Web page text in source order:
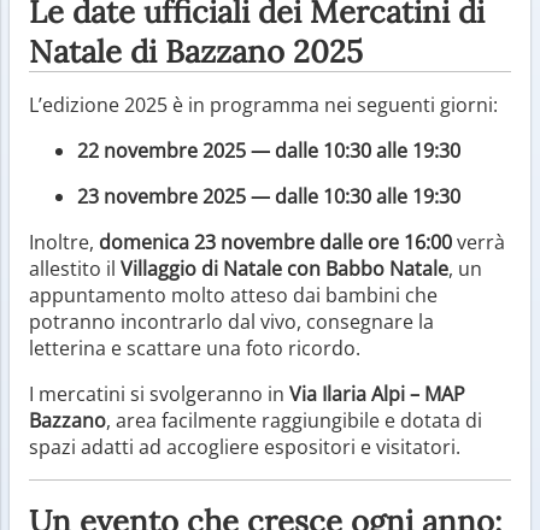
Le date ufficiali dei Mercatini di
Natale di Bazzano 2025
L’edizione 2025 è in programma nei seguenti giorni:
22 novembre 2025 — dalle 10:30 alle 19:30
23 novembre 2025 — dalle 10:30 alle 19:30
Inoltre, domenica 23 novembre dalle ore 16:00verrà
allestito il Villaggio di Natale con Babbo Natale, un
appuntamento molto atteso dai bambini che
potranno incontrarlo dal vivo, consegnare la
letterina e scattare una foto ricordo.
I mercatini si svolgeranno in Via Ilaria Alpi – MAP
Bazzano, area facilmente raggiungibile e dotata di
spazi adatti ad accogliere espositori e visitatori.
Un evento che cresce ogni anno: